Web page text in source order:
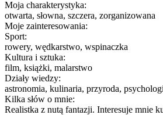
Moja charakterystyka:
otwarta, słowna, szczera, zorganizowana
Moje zainteresowania:
Sport:
rowery, wędkarstwo, wspinaczka
Kultura i sztuka:
film, książki, malarstwo
Działy wiedzy:
astronomia, kulinaria, przyroda,
Kilka słów o mnie:
Realistka z nutą fantazji. Interesuje mnie